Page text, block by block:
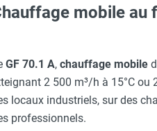
atelier
fixe au fioul et
avec réservoir
à raccorder sur
fioul
Kit roues Ø250 mm - SPLUS
Thermostat TPFG - SPLUS
Kit entretien GF 70.1.A -
Casque de protection blanc
Veste de chantier PE10J -
Casque de protection gris
mobile au
GF 70.1 A, chauffage mobile
2 500 m³/h à 15°C ou
locaux industriels, sur des
professionnels.